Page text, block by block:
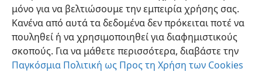
μόνο για να βελτιώσουμε την εμπειρία χρήσης σας.
Κανένα από αυτά τα δεδομένα δεν πρόκειται ποτέ να
πουληθεί ή να χρησιμοποιηθεί για διαφημιστικούς
σκοπούς. Για να μάθετε περισσότερα, διαβάστε την
Παγκόσμια Πολιτική ως Προς τη Χρήση των Cookies
JW.ORG
Σύνδεση